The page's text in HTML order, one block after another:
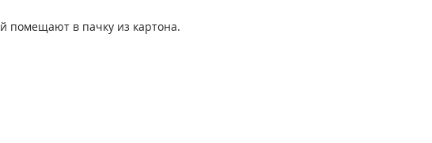
помещают в пачку из картона.